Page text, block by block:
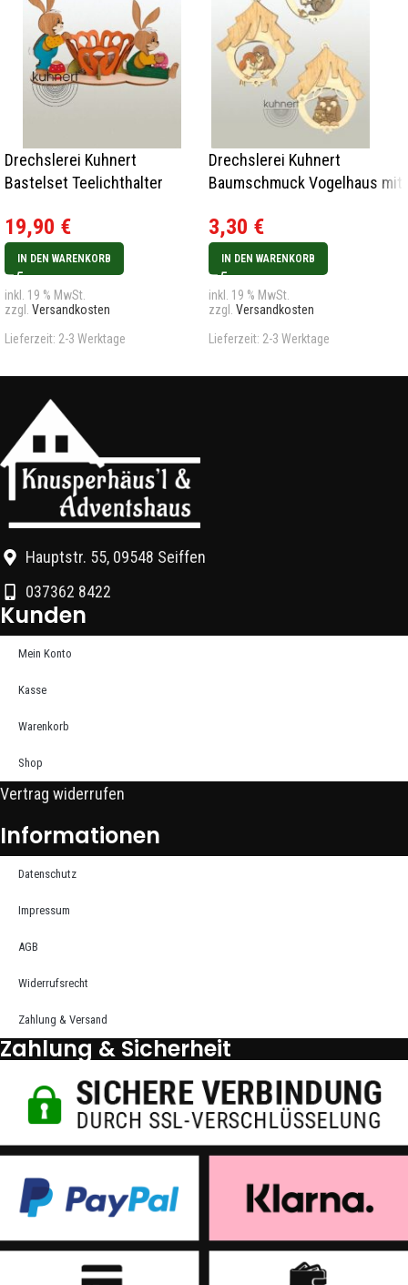
Drechslerei Kuhnert
Bastelset Teelichthalter
19,90 €
IN DEN WARENKORB
inkl. 19 % MwSt.
zzgl. Versandkosten
Lieferzeit: 2-3 Werktage
Drechslerei Kuhnert
Baumschmuck Vogelhaus mit
3,30 €
IN DEN WARENKORB
inkl. 19 % MwSt.
zzgl. Versandkosten
Lieferzeit: 2-3 Werktage
Hauptstr. 55, 09548 Seiffen
037362 8422
Kunden
Mein Konto
Kasse
Warenkorb
Shop
Vertrag widerrufen
Informationen
Datenschutz
Impressum
AGB
Widerrufsrecht
Zahlung & Versand
Zahlung & Sicherheit